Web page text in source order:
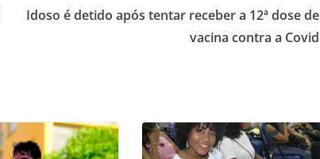
Idoso é detido após tentar receber a 12ª dose de
vacina contra a Covid